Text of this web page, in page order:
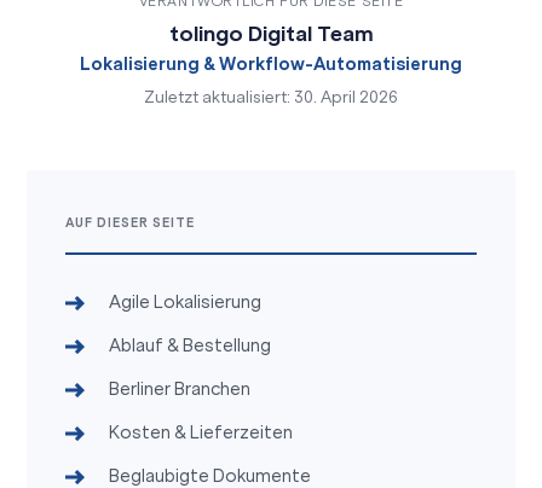
tolingo Digital Team
Lokalisierung & Workflow-Automatisierung
Zuletzt aktualisiert: 30. April 2026
AUF DIESER SEITE
Agile Lokalisierung
Ablauf & Bestellung
Berliner Branchen
Kosten & Lieferzeiten
Beglaubigte Dokumente